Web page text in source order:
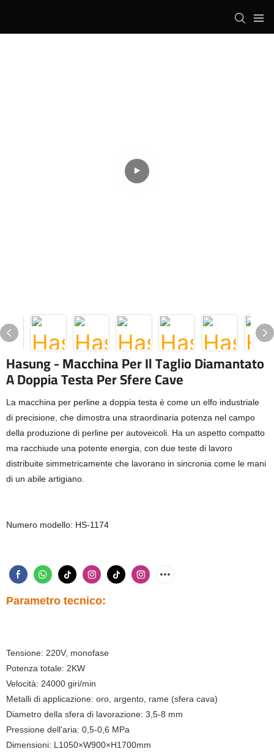
Hasung - Macchina Per Il Taglio Diamantato
A Doppia Testa Per Sfere Cave
La macchina per perline a doppia testa è come un elfo industriale
di precisione, che dimostra una straordinaria potenza nel campo
della produzione di perline per autoveicoli. Ha un aspetto compatto
ma racchiude una potente energia, con due teste di lavoro
distribuite simmetricamente che lavorano in sincronia come le mani
di un abile artigiano.
Numero modello: HS-1174
Parametro tecnico:
Tensione: 220V, monofase
Potenza totale: 2KW
Velocità: 24000 giri/min
Metalli di applicazione: oro, argento, rame (sfera cava)
Diametro della sfera di lavorazione: 3,5-8 mm
Pressione dell'aria: 0,5-0,6 MPa
Dimensioni: L1050×W900×H1700mm